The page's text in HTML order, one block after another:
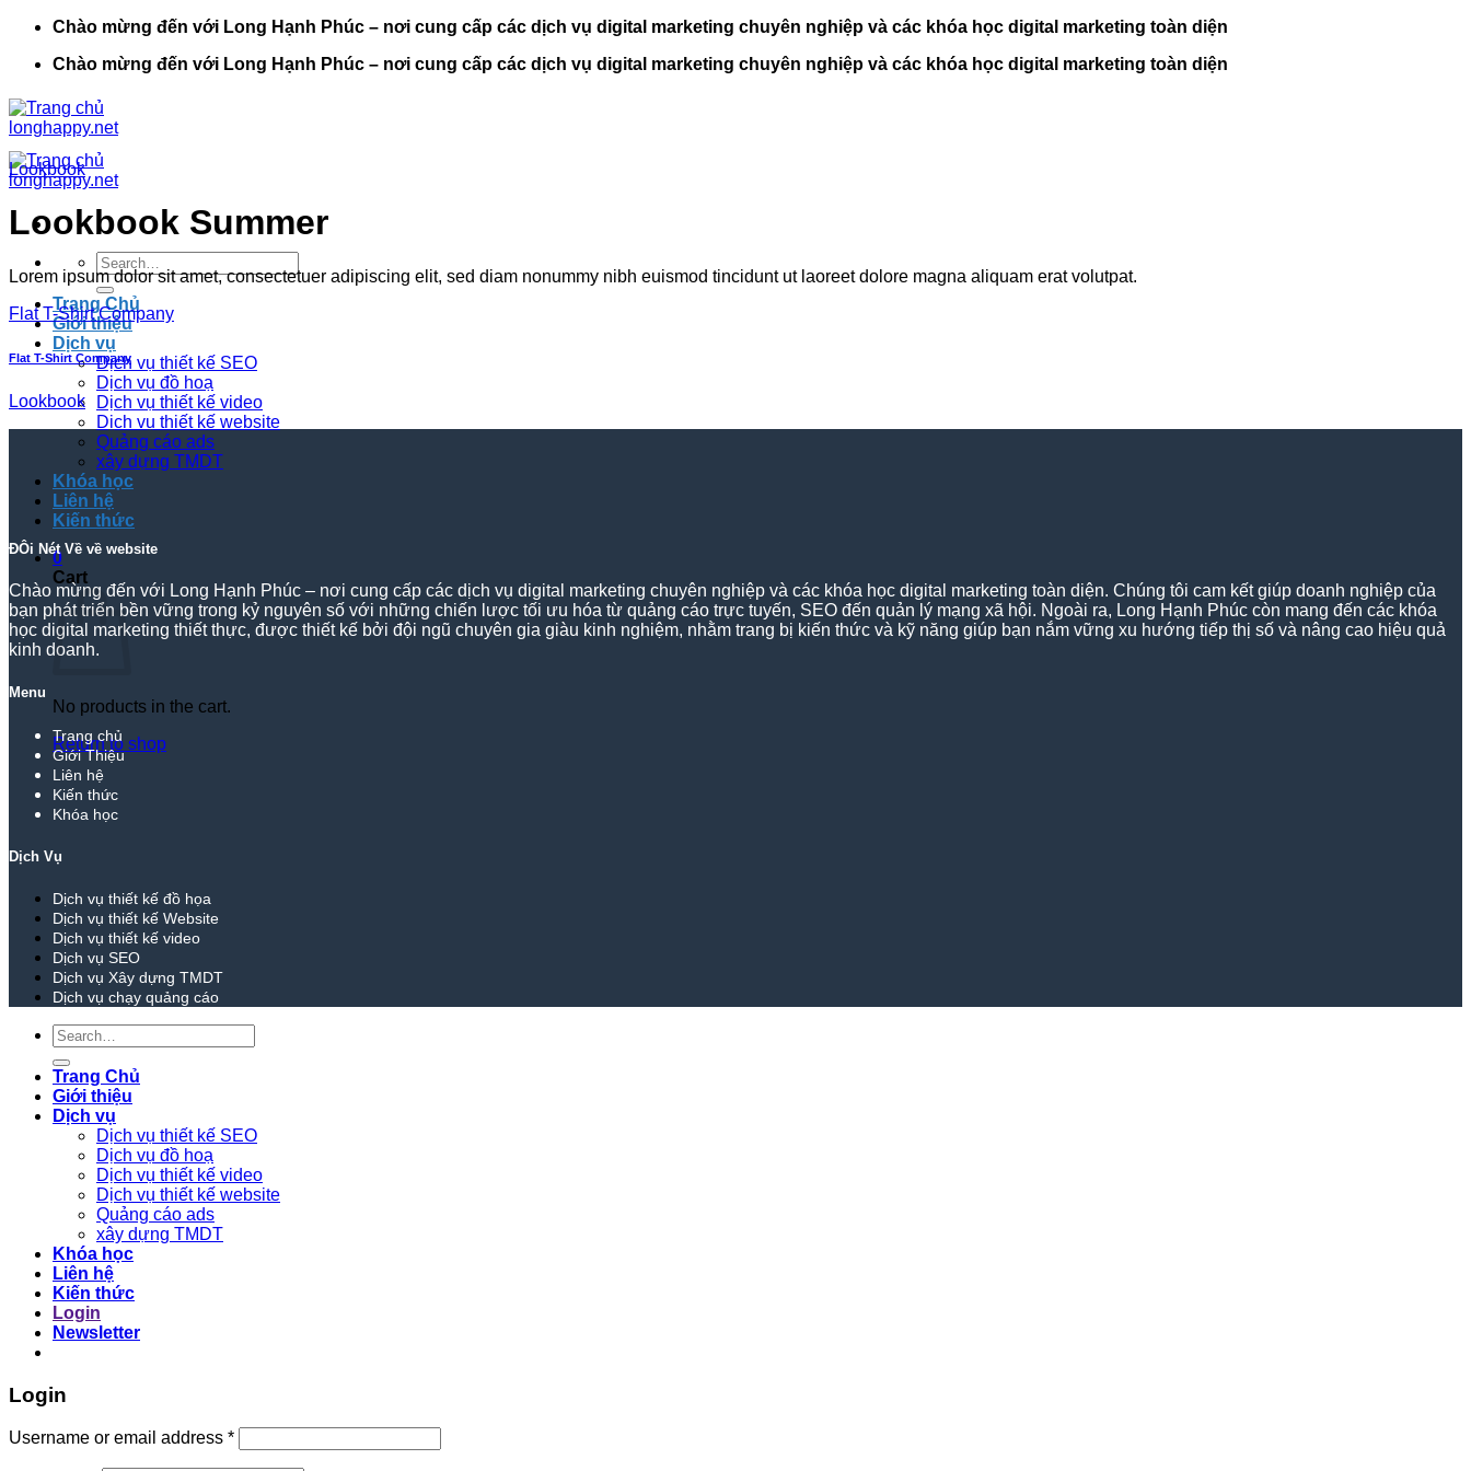
Chào mừng đến với Long Hạnh Phúc – nơi cung cấp các dịch vụ digital marketing chuyên nghiệp và các khóa học digital marketing toàn diện
Chào mừng đến với Long Hạnh Phúc – nơi cung cấp các dịch vụ digital marketing chuyên nghiệp và các khóa học digital marketing toàn diện
Search
for:
Trang Chủ
Giới thiệu
Dịch vụ
Dịch vụ thiết kế SEO
Dịch vụ đồ hoạ
Dịch vụ thiết kế video
Dịch vụ thiết kế website
Quảng cáo ads
xây dựng TMDT
Khóa học
Liên hệ
Kiến thức
0
Cart
No products in the cart.
Return to shop
Lookbook
Lookbook Summer
Lorem ipsum dolor sit amet, consectetuer adipiscing elit, sed diam nonummy nibh euismod tincidunt ut laoreet dolore magna aliquam erat volutpat.
Flat T-Shirt Company
Flat T-Shirt Company
Lookbook
ĐÔi Nét Về về website
Chào mừng đến với Long Hạnh Phúc – nơi cung cấp các dịch vụ digital marketing chuyên nghiệp và các khóa học digital marketing toàn diện. Chúng tôi cam kết giúp doanh nghiệp của
bạn phát triển bền vững trong kỷ nguyên số với những chiến lược tối ưu hóa từ quảng cáo trực tuyến, SEO đến quản lý mạng xã hội. Ngoài ra, Long Hạnh Phúc còn mang đến các khóa
học digital marketing thiết thực, được thiết kế bởi đội ngũ chuyên gia giàu kinh nghiệm, nhằm trang bị kiến thức và kỹ năng giúp bạn nắm vững xu hướng tiếp thị số và nâng cao hiệu quả
kinh doanh.
Menu
Trang chủ
Giới Thiệu
Liên hệ
Kiến thức
Khóa học
Dịch Vụ
Dịch vụ thiết kế đồ họa
Dịch vụ thiết kế Website
Dịch vụ thiết kế video
Dịch vụ SEO
Dịch vụ Xây dựng TMDT
Dịch vụ chạy quảng cáo
Search
for:
Trang Chủ
Giới thiệu
Dịch vụ
Dịch vụ thiết kế SEO
Dịch vụ đồ hoạ
Dịch vụ thiết kế video
Dịch vụ thiết kế website
Quảng cáo ads
xây dựng TMDT
Khóa học
Liên hệ
Kiến thức
Login
Newsletter
Login
Username or email address *Required